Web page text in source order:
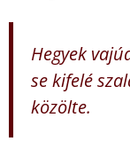
Hegyek
se kifelé
közölte.